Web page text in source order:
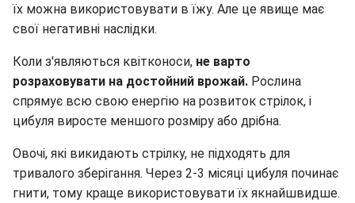
їх можна використовувати в їжу. Але це явище має
свої негативні наслідки.
Коли з'являються квітконоси, не варто
розраховувати на достойний врожай. Рослина
спрямує всю свою енергію на розвиток стрілок, і
цибуля виросте меншого розміру або дрібна.
Овочі, які викидають стрілку, не підходять для
тривалого зберігання. Через 2-3 місяці цибуля починає
гнити, тому краще використовувати їх якнайшвидше.